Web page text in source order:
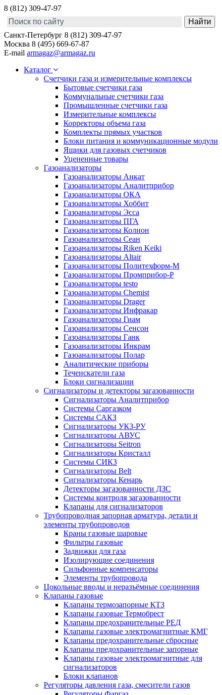
8 (812) 309-47-97
Санкт-Петербург 8 (812) 309-47-97
Москва 8 (495) 669-67-87
E-mail armagaz@armagaz.ru
Каталог
Счетчики газа и измерительные комплексы
Бытовые счетчики газа
Коммунальные счетчики газа
Промышленные счетчики газа
Измерительные комплексы
Корректоры объема газа
Комплекты прямых участков
Блоки питания и коммуникационные модули
Ящики для газовых счетчиков
Уцененные товары
Газоанализаторы
Газоанализаторы Анкат
Газоанализаторы Аналитприбор
Газоанализаторы ОКА
Газоанализаторы Хоббит
Газоанализаторы Эсса
Газоанализаторы ПГА
Газоанализаторы Колион
Газоанализаторы Сеан
Газоанализаторы Riken Keiki
Газоанализаторы Altair
Газоанализаторы Политехформ-М
Газоанализаторы Промприбор-Р
Газоанализаторы testo
Газоанализаторы Chemist
Газоанализаторы Drager
Газоанализаторы Инфракар
Газоанализаторы Гиам
Газоанализаторы Сенсон
Газоанализаторы Ганк
Газоанализаторы Инкрам
Газоанализаторы Полар
Аналитические приборы
Течеискатели газа
Блоки сигнализации
Сигнализаторы и детекторы загазованности
Сигнализаторы Аналитприбор
Системы Саргазком
Системы САКЗ
Сигнализаторы УКЗ-РУ
Сигнализаторы АВУС
Сигнализаторы Seitron
Сигнализаторы Кристалл
Системы СИКЗ
Сигнализаторы Belt
Сигнализаторы Кенарь
Детекторы загазованности ДЗС
Системы контроля загазованности
Клапаны для сигнализаторов
Трубопроводная запорная арматура, детали и
элементы трубопроводов
Краны газовые шаровые
Фильтры газовые
Задвижки для газа
Изолирующие соединения
Сильфонные компенсаторы
Элементы трубопровода
Цокольные вводы и неразъёмные соединения
Клапаны газовые
Клапаны термозапорные КТЗ
Клапаны газовые Термобрест
Клапаны предохранительные РЕД
Клапаны газовые электромагнитные КМГ
Клапаны предохранительные сбросные
Клапаны предохранительные запорные
Клапаны газовые электромагнитные для
сигнализаторов
Блоки клапанов
Регуляторы давления газа, смесители газов